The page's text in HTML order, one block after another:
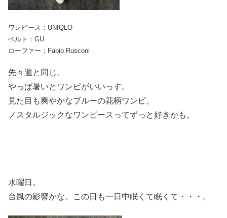
ワンピース：UNIQLO
ベルト：GU
ローファー：Fabio Rusconi
先々週と同じ。
やっぱ暑いとワンピがいいっす。
見た目も爽やかなブルーの花柄ワンピ。
ノスタルジックなワンピースってずっと好きかも。
水曜日。
台風の影響かな。この日も一日中眠くて眠くて・・・。